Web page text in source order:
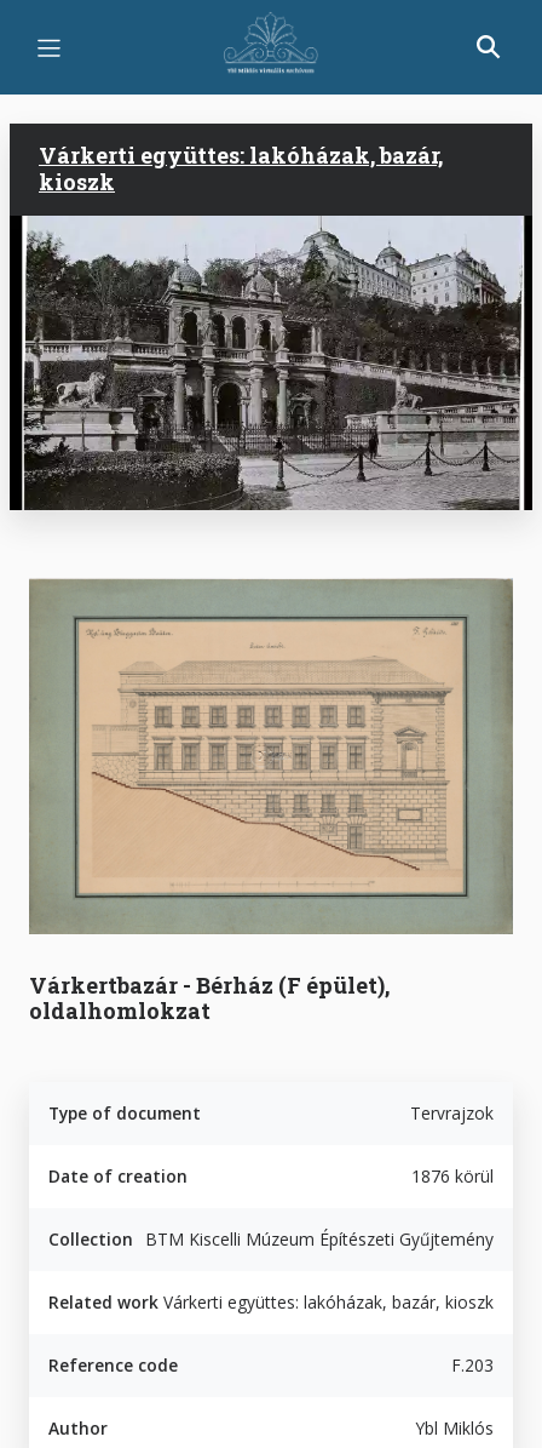
main
Várkerti együttes: lakóházak, bazár,
kioszk
Várkertbazár - Bérház (F épület),
oldalhomlokzat
Type of document Tervrajzok
Date of creation 1876 körül
Collection BTM Kiscelli Múzeum Építészeti Gyűjtemény
Related work Várkerti együttes: lakóházak, bazár, kioszk
Reference code F.203
Author Ybl Miklós